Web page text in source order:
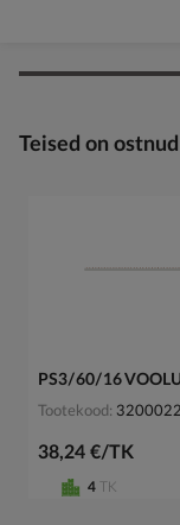
Teised on
PS3/60/16
Tootekood
38,24 €/TK
4 TK